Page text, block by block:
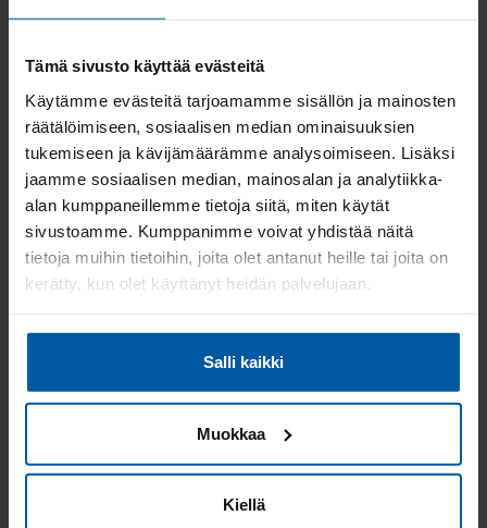
Tämä sivusto käyttää evästeitä
Käytämme evästeitä tarjoamamme sisällön ja mainosten
räätälöimiseen, sosiaalisen median ominaisuuksien
tukemiseen ja kävijämäärämme analysoimiseen. Lisäksi
jaamme sosiaalisen median, mainosalan ja analytiikka-
alan kumppaneillemme tietoja siitä, miten käytät
sivustoamme. Kumppanimme voivat yhdistää näitä
tietoja muihin tietoihin, joita olet antanut heille tai joita on
kerätty, kun olet käyttänyt heidän palvelujaan.
Salli kaikki
Muokkaa
Kiellä
Myytävät asunnot Uusikaupunki
Myytävät asunnot Askainen
Myytävät asunnot Paattinen
Myytävät asunnot Kustavi
Myytävät asunnot Kuusamo
Myytävät asunnot Parainen
Myytävät asunnot Vehmaa
Myytävät asunnot Yläne
Myytävät asunnot Naantali
Myytävät asunnot Pöytyä
Myytävät asunnot Riihikosi
Myytävät asunnot Piikkiö
Myytävät asunnot Kuusisto
Myytävät asunnot Masku
Myytävät asunnot Taivassalo